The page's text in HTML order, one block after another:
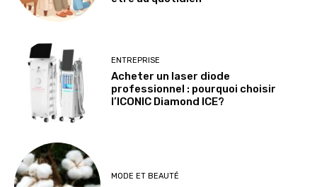
ENTREPRISE
Acheter un laser diode
professionnel : pourquoi choisir
l’ICONIC Diamond ICE?
MODE ET BEAUTÉ